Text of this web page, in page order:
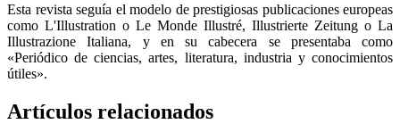
Esta revista seguía el modelo de prestigiosas publicaciones europeas
como L'Illustration o Le Monde Illustré, Illustrierte Zeitung o La
Illustrazione Italiana, y en su cabecera se presentaba como
«Periódico de ciencias, artes, literatura, industria y conocimientos
útiles».
Artículos relacionados